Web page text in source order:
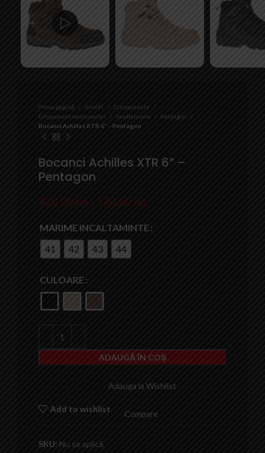
Prima pagină Airsoft
Echipamente
Echipament vestimentar
Incaltaminte
Pentagon
Bocanci Achilles XTR 6” – Pentagon
Bocanci Achilles XTR 6” –
Pentagon
420,00 lei – 540,00 lei
MARIME INCALTAMINTE
41
42 43 44
CULOARE
ADAUGĂ ÎN COȘ
Adauga la Wishlist
Add to wishlist
Compare
SKU: Nu se aplică